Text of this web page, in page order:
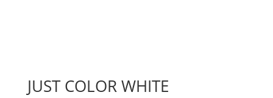
JUST COLOR WHITE